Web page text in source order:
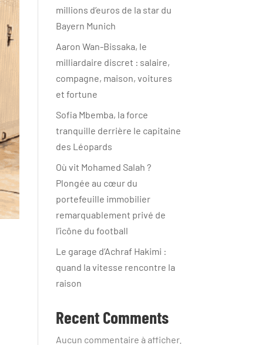
millions d’euros de la star du
Bayern Munich
Aaron Wan-Bissaka, le
milliardaire discret : salaire,
compagne, maison, voitures
et fortune
Sofia Mbemba, la force
tranquille derrière le capitaine
des Léopards
Où vit Mohamed Salah ?
Plongée au cœur du
portefeuille immobilier
remarquablement privé de
l’icône du football
Le garage d’Achraf Hakimi :
quand la vitesse rencontre la
raison
Recent Comments
Aucun commentaire à afficher.